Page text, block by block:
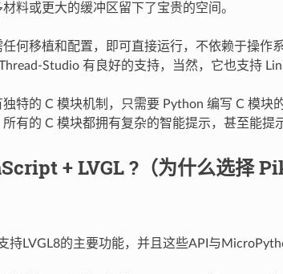
料或更大的缓冲区留下了宝贵的空间。
何移植和配置，即可直接运行，不依赖于操作
Studio 有良好的支持，当然，它也支持
特的 C 模块机制，只需要 Python 编写 C 模
有的 C 模块都拥有复杂的智能提示，甚至能提
+ LVGL ?（为什么选择
持LVGL8的主要功能，并且这些API与